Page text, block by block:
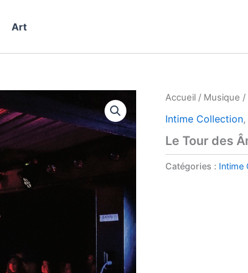
Art
Accueil / Musique /
Intime Collection,
Le Tour des
Catégories : Intime